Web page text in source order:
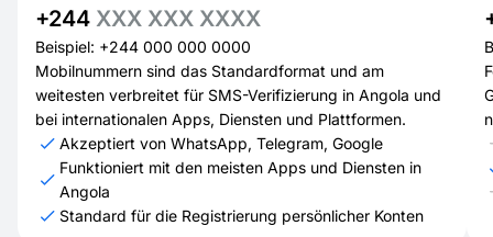
+244 XXX XXX XXXX
Beispiel: +244 000 000 0000
Mobilnummern sind das Standardformat und am
weitesten verbreitet für SMS-Verifizierung in Angola und
bei internationalen Apps, Diensten und Plattformen.
Akzeptiert von WhatsApp, Telegram, Google
Funktioniert mit den meisten Apps und Diensten in
Angola
Standard für die Registrierung persönlicher Konten